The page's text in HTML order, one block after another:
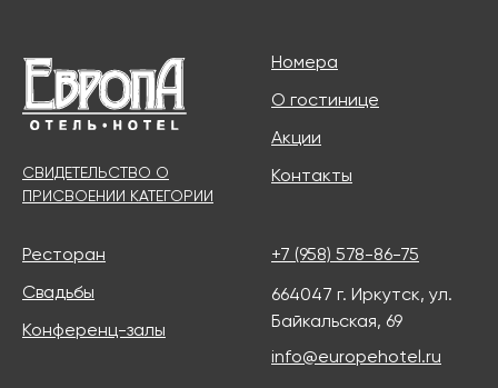
СВИДЕТЕЛЬСТВО О
ПРИСВОЕНИИ КАТЕГОРИИ
Номера
О гостинице
Акции
Контакты
Ресторан
Свадьбы
Конференц-залы
+7 (958) 578-86-75
664047 г. Иркутск, ул.
Байкальская, 69
info@europehotel.ru
Принимаю